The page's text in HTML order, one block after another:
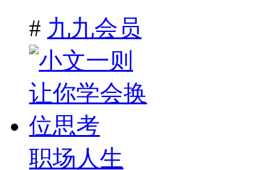
# 九九会员
职场人生